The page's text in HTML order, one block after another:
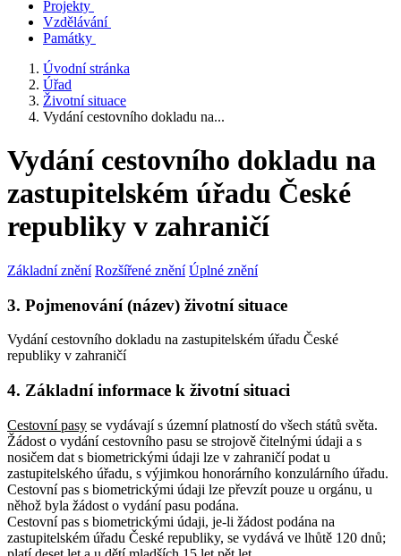
Projekty
Vzdělávání
Památky
Úvodní stránka
Úřad
Životní situace
Vydání cestovního dokladu na...
Vydání cestovního dokladu na
zastupitelském úřadu České
republiky v zahraničí
Základní znění Rozšířené znění Úplné znění
3. Pojmenování (název) životní situace
Vydání cestovního dokladu na zastupitelském úřadu České
republiky v zahraničí
4. Základní informace k životní situaci
Cestovní pasy se vydávají s územní platností do všech států světa.
Žádost o vydání cestovního pasu se strojově čitelnými údaji a s
nosičem dat s biometrickými údaji lze v zahraničí podat u
zastupitelského úřadu, s výjimkou honorárního konzulárního úřadu.
Cestovní pas s biometrickými údaji lze převzít pouze u orgánu, u
něhož byla žádost o vydání pasu podána.
Cestovní pas s biometrickými údaji, je-li žádost podána na
zastupitelském úřadu České republiky, se vydává ve lhůtě 120 dnů;